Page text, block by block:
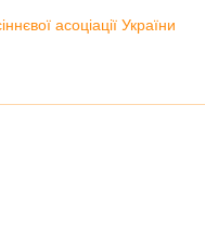
асоціації України